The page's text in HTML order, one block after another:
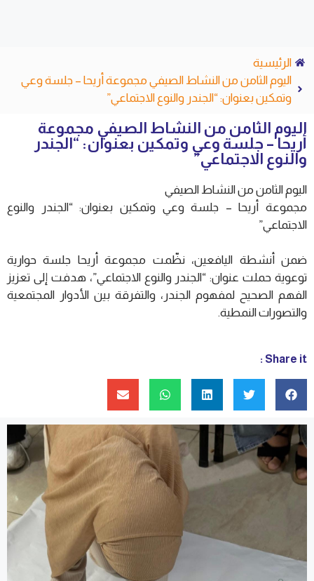
الرئيسية
اليوم الثامن من النشاط الصيفي مجموعة أريحا – جلسة وعي
وتمكين بعنوان: “الجندر والنوع الاجتماعي”
اليوم الثامن من النشاط الصيفي مجموعة
أريحا – جلسة وعي وتمكين بعنوان: “الجندر
والنوع الاجتماعي”
اليوم الثامن من النشاط الصيفي
مجموعة أريحا – جلسة وعي وتمكين بعنوان: “الجندر والنوع
الاجتماعي”
ضمن أنشطة اليافعين، نظّمت مجموعة أريحا جلسة حوارية
توعوية حملت عنوان: “الجندر والنوع الاجتماعي”، هدفت إلى تعزيز
الفهم الصحيح لمفهوم الجندر، والتفرقة بين الأدوار المجتمعية
والتصورات النمطية.
Share it :